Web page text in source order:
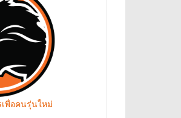
พื่อคนรุ่นใหม่